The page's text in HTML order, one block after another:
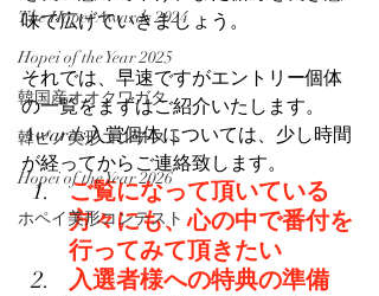
The Hopei Awards 2024
Hopei of the Year 2025
韓国産オオクワガタ
韓ビノ美形コンテスト
Hopei of the Year 2026
ホペイ美形コンテスト
味で広げていきましょう。
それでは、早速ですがエントリー個体
の一覧をまずはご紹介いたします。
Awards入賞個体については、少し時間
が経ってからご連絡致します。
ご覧になって頂いている
方々にも、心の中で番付を
行ってみて頂きたい
入選者様への特典の準備